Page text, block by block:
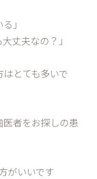
」
丈夫なの？」
とても多いで
者をお探しの患
がいいです